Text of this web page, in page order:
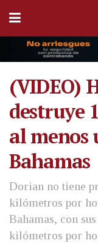
(VIDEO)
destruye
al menos
Bahamas
Dorian no tiene
kilómetros por
Bahamas, con
kilómetros por